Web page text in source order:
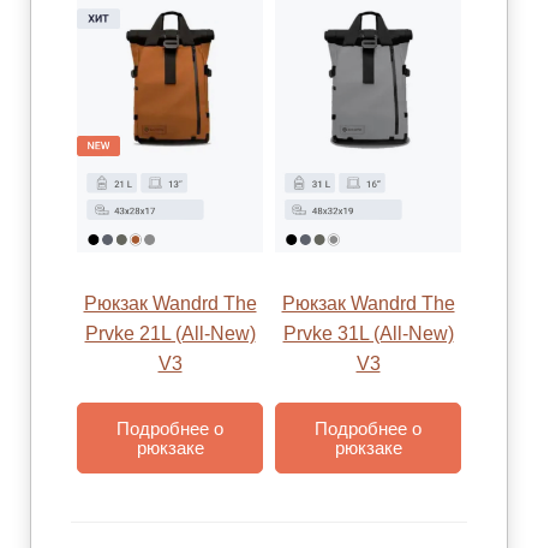
Рюкзак Wandrd The
Prvke 21L (All-New)
V3
Подробнее о
рюкзаке
Рюкзак Wandrd The
Prvke 31L (All-New)
V3
Подробнее о
рюкзаке